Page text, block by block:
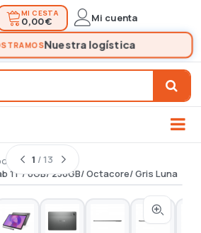
MI CESTA
0,00 € Mi cuenta
Tablet
11"/ 8GB/ 256GB/ Octacore/ Gris Luna
1 / 13